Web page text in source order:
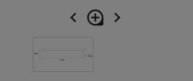
navigate_before loupe navigate_next